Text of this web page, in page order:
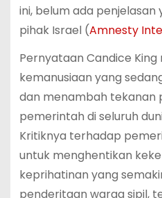
ini, belum ada
pihak Israel​ (Amnesty
Pernyataan Candice
kemanusiaan yang
dan menambah tekanan
pemerintah di seluruh
Kritiknya terhadap
untuk menghentikan
keprihatinan yang
penderitaan warga sipil,